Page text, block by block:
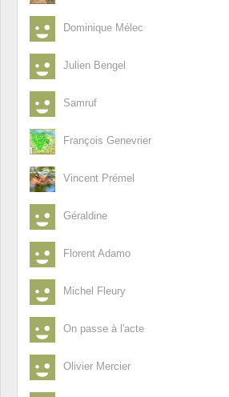
Dominique Mélec
Julien Bengel
Samruf
François Genevrier
Vincent Prémel
Géraldine
Florent Adamo
Michel Fleury
On passe à l'acte
Olivier Mercier